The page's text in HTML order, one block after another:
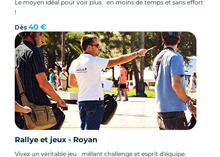
Le moyen idéal pour voir plus en moins de temps et sans effort
!
Dès 40 €
Rallye et jeux - Royan
Vivez un véritable jeu mêlant challenge et esprit d'équipe.